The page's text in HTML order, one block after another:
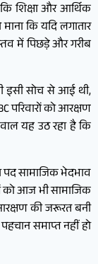
शिक्षा और आर्थिक
कि यदि लगातार
में पिछड़े और गरीब
इसी सोच से आई थी,
को आरक्षण
यह उठ रहा है कि
सामाजिक भेदभाव
को आज भी सामाजिक
की जरूरत बनी
समाप्त नहीं हो